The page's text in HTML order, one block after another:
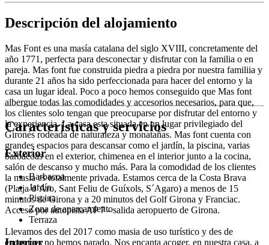
Descripción del alojamiento
Mas Font es una masía catalana del siglo XVIII, concretamente del
año 1771, perfecta para desconectar y disfrutar con la familia o en
pareja. Mas font fue construida piedra a piedra por nuestra familiia y
durante 21 años ha sido perfeccionada para hacer del entorno y la
casa un lugar ideal. Poco a poco hemos conseguido que Mas font
albergue todas las comodidades y accesorios necesarios, para que,
los clientes solo tengan que preocuparse por disfrutar del entorno y
la experiencia. La casa esta situada en un lugar privilegiado del
Gironés rodeada de naturaleza y monatañas. Mas font cuenta con
grandes espacios para descansar como el jardín, la piscina, varias
barbacoas en el exterior, chimenea en el interior junto a la cocina,
salón de descanso y mucho más. Para la comodidad de los clientes
la masia es totalmente privada. Estamos cerca de la Costa Brava
(Platja d´Aro, Sant Feliu de Guíxols, S´Agaro) a menos de 15
minutos de Girona y a 20 minutos del Golf Girona y Franciac.
Acceso por autopista AP 7 - salida aeropuerto de Girona.
Llevamos des del 2017 como masia de uso turístico y des de
encontces no hemos parado. Nos encanta acoger, en nuestra casa, a
Características y servicios
Exterior
Barbacoa
Jardín
Piscina
Zona de aparcamiento
Terraza